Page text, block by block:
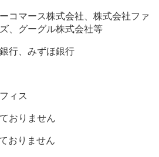
マース株式会社、株式会社ファ
、グーグル株式会社等
行、みずほ銀行
ス
りません
りません